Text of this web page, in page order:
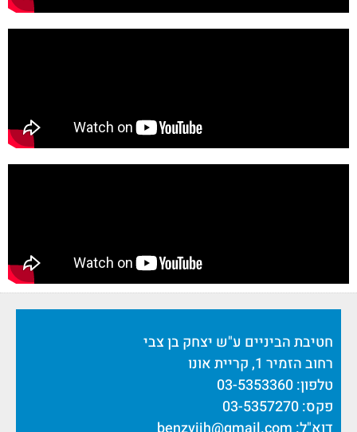
חטיבת הביניים ע"ש יצחק בן צבי
רחוב הזמיר 1, קריית אונו
טלפון: 03-5353360
פקס: 03-5357270